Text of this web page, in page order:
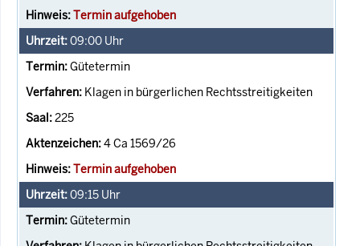
Termin aufgehoben
09:00 Uhr
Gütetermin
Klagen in bürgerlichen Rechtsstreitigkeiten
225
4 Ca 1569/26
Termin aufgehoben
09:15 Uhr
Gütetermin